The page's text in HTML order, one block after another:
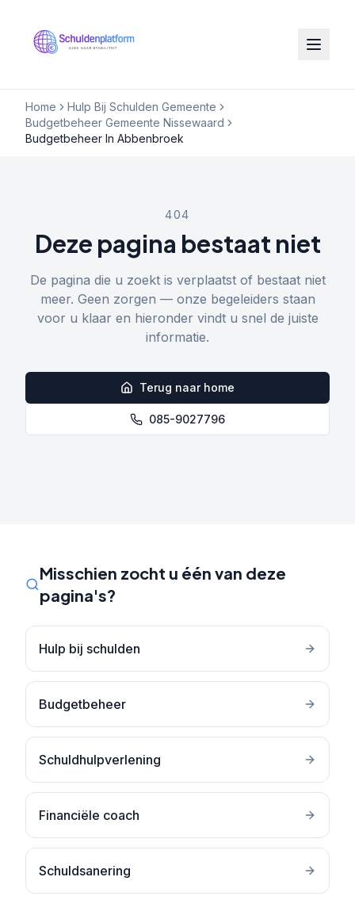
Home
Hulp Bij Schulden Gemeente
Budgetbeheer Gemeente Nissewaard
Budgetbeheer In Abbenbroek
404
Deze pagina bestaat niet
De pagina die u zoekt is verplaatst of bestaat niet
meer. Geen zorgen — onze begeleiders staan
voor u klaar en hieronder vindt u snel de juiste
informatie.
Terug naar home
085-9027796
Misschien zocht u één van deze
pagina's?
Hulp bij schulden
Budgetbeheer
Schuldhulpverlening
Financiële coach
Schuldsanering